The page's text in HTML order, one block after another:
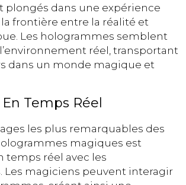
plongés dans une expérience
frontière entre la réalité et
Les hologrammes semblent
réel, transportant
dans un monde magique et
Temps Réel
les plus remarquables des
magiques est
temps réel avec les
Les magiciens peuvent interagir